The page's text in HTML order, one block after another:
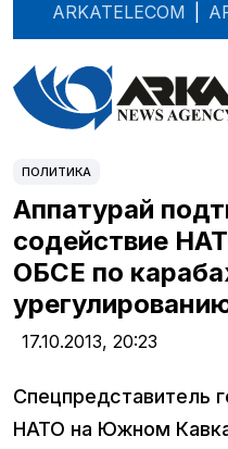
ARKATELECOM
ПОЛИТИКА
Аппатурай
содействие
ОБСЕ по
17.10.2013, 20:23
Спецпредставитель
НАТО на Южном